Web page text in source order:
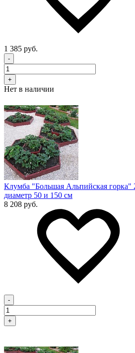
1 385 руб.
-
+
Нет в наличии
Клумба "Большая Альпийская горка"
диаметр 50 и 150 см
8 208 руб.
-
+